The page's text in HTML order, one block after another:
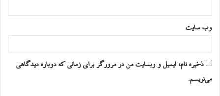
وب‌ سایت
ذخیره نام، ایمیل و وبسایت من در مرورگر برای زمانی که دوباره دیدگاهی
می‌نویسم.